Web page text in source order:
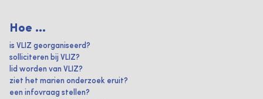
Hoe ...
is VLIZ georganiseerd?
solliciteren bij VLIZ?
lid worden van VLIZ?
ziet het marien onderzoek eruit?
een infovraag stellen?